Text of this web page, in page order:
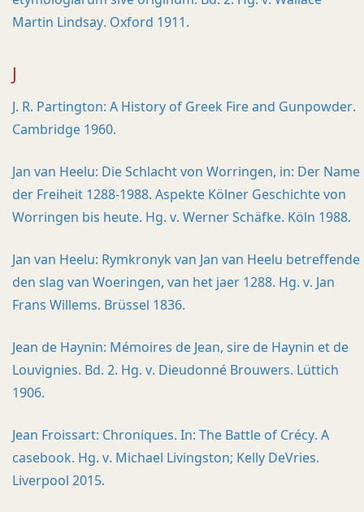
Martin Lindsay. Oxford 1911.
J
J. R. Partington: A History of Greek Fire and Gunpowder.
Cambridge 1960.
Jan van Heelu: Die Schlacht von Worringen, in: Der Name
der Freiheit 1288-1988. Aspekte Kölner Geschichte von
Worringen bis heute. Hg. v. Werner Schäfke. Köln 1988.
Jan van Heelu: Rymkronyk van Jan van Heelu betreffende
den slag van Woeringen, van het jaer 1288. Hg. v. Jan
Frans Willems. Brüssel 1836.
Jean de Haynin: Mémoires de Jean, sire de Haynin et de
Louvignies. Bd. 2. Hg. v. Dieudonné Brouwers. Lüttich
1906.
Jean Froissart: Chroniques. In: The Battle of Crécy. A
casebook. Hg. v. Michael Livingston; Kelly DeVries.
Liverpool 2015.